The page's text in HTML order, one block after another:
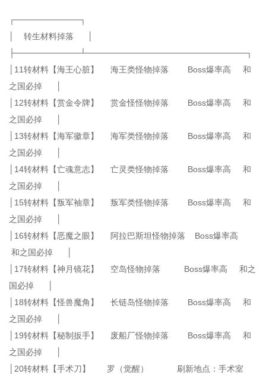
┌───────────┐
│ 转生材料掉落 │
├───────────┴───────────────────────────┐
│11转材料【海王心脏】 海王类怪物掉落 Boss爆率高 和
之国必掉 │
│12转材料【赏金令牌】 赏金怪怪物掉落 Boss爆率高 和
之国必掉 │
│13转材料【海军徽章】 海军类怪物掉落 Boss爆率高 和
之国必掉 │
│14转材料【亡魂意志】 亡灵类怪物掉落 Boss爆率高 和
之国必掉 │
│15转材料【叛军袖章】 叛军类怪物掉落 Boss爆率高 和
之国必掉 │
│16转材料【恶魔之眼】 阿拉巴斯坦怪物掉落 Boss爆率高
和之国必掉 │
│17转材料【神月镜花】 空岛怪物掉落 Boss爆率高 和之
国必掉 │
│18转材料【怪兽魔角】 长链岛怪物掉落 Boss爆率高 和
之国必掉 │
│19转材料【秘制扳手】 废船厂怪物掉落 Boss爆率高 和
之国必掉 │
│20转材料【手术刀】 罗（觉醒） 刷新地点：手术室